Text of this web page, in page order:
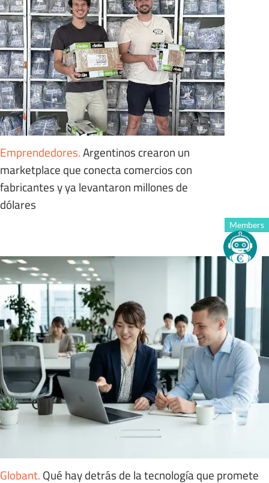
Emprendedores.Argentinos crearon un
marketplace que conecta comercios con
fabricantes y ya levantaron millones de
dólares
Members
Globant. Qué hay detrás de la tecnología que promete